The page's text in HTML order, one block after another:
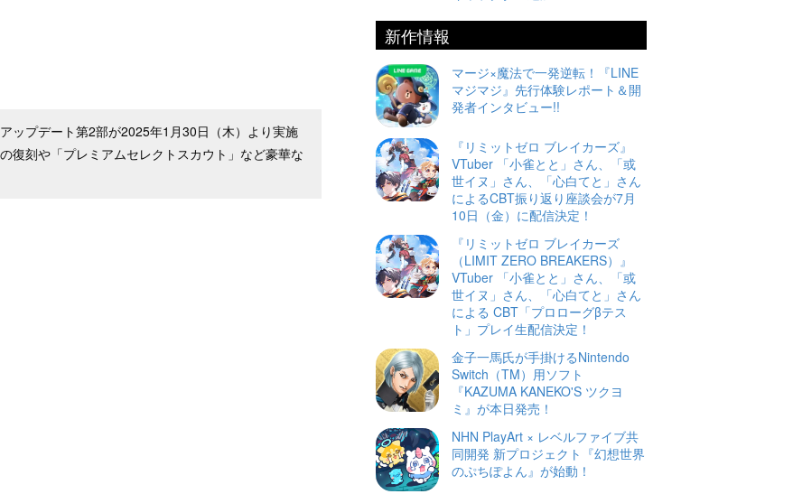
ップデート第2部が2025年1月30日（木）より実施
復刻や「プレミアムセレクトスカウト」など豪華な
新作情報
マージ×魔法で一発逆転！『LINE
マジマジ』先行体験レポート＆開
発者インタビュー!!
『リミットゼロ ブレイカーズ』
VTuber 「小雀とと」さん、「或
世イヌ」さん、「心白てと」さん
によるCBT振り返り座談会が7月
10日（金）に配信決定！
『リミットゼロ ブレイカーズ
（LIMIT ZERO BREAKERS）』
VTuber 「小雀とと」さん、「或
世イヌ」さん、「心白てと」さん
による CBT「プロローグβテス
ト」プレイ生配信決定！
金子一馬氏が手掛けるNintendo
Switch（TM）用ソフト
『KAZUMA KANEKO'S ツクヨ
ミ』が本日発売！
NHN PlayArt × レベルファイブ共
同開発 新プロジェクト『幻想世界
のぷちぽよん』が始動！